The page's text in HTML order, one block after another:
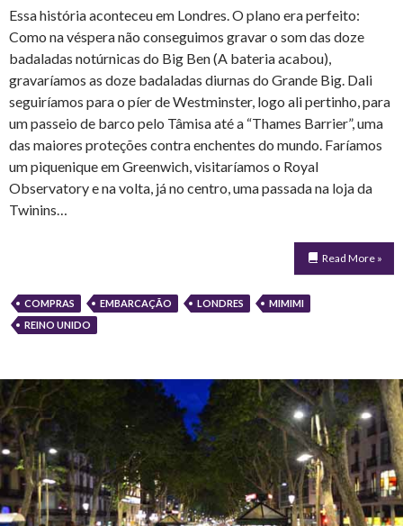
Essa história aconteceu em Londres. O plano era perfeito:
Como na véspera não conseguimos gravar o som das doze
badaladas notúrnicas do Big Ben (A bateria acabou),
gravaríamos as doze badaladas diurnas do Grande Big. Dali
seguiríamos para o píer de Westminster, logo ali pertinho, para
um passeio de barco pelo Tâmisa até a “Thames Barrier”, uma
das maiores proteções contra enchentes do mundo. Faríamos
um piquenique em Greenwich, visitaríamos o Royal
Observatory e na volta, já no centro, uma passada na loja da
Twinins…
Read More »
COMPRAS EMBARCAÇÃO LONDRES
MIMIMI
REINO UNIDO